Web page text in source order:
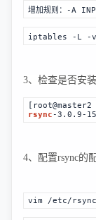
增加规则：-A
iptables -L -v -n
3、检查是否安
rsync -3.0.9-
4、配置rsync的
vim /etc/